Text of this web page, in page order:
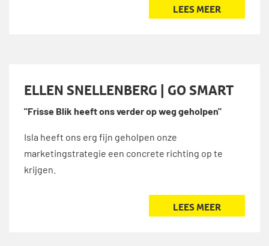
LEES MEER
ELLEN SNELLENBERG | GO SMART
"Frisse Blik heeft ons verder op weg geholpen"
Isla heeft ons erg fijn geholpen onze
marketingstrategie een concrete richting op te
krijgen.
LEES MEER